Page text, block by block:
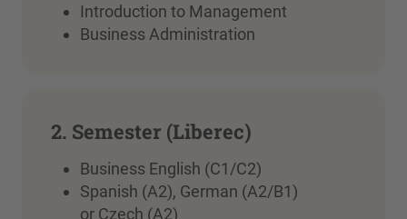
Introduction to Management
Business Administration
2. Semester (Liberec)
Business English (C1/C2)
Spanish (A2), German (A2/B1)
or Czech (A2)